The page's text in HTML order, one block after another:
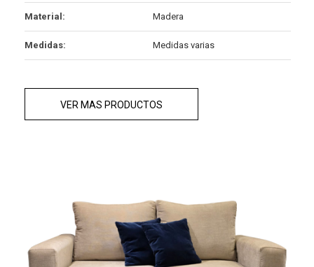
Material: Madera
Medidas: Medidas varias
VER MAS PRODUCTOS